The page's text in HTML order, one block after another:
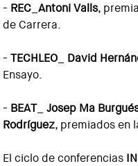
- REC _Antoni Valls,
de Carrera.
-TECHLEO David
Ensayo.
- BEAT_Josep Ma
Rodríguez, premiados en
El ciclo de conferencias